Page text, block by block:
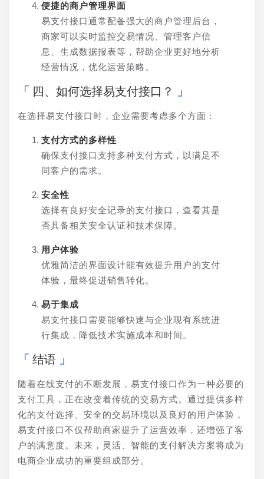
便捷的商户管理界面
易支付接口通常配备强大的商户管理后台，
商家可以实时监控交易情况、管理客户信
息、生成数据报表等，帮助企业更好地分析
经营情况，优化运营策略。
四、如何选择易支付接口？
在选择易支付接口时，企业需要考虑多个方面：
支付方式的多样性
确保支付接口支持多种支付方式，以满足不
同客户的需求。
安全性
选择有良好安全记录的支付接口，查看其是
否具备相关安全认证和技术保障。
用户体验
优雅简洁的界面设计能有效提升用户的支付
体验，最终促进销售转化。
易于集成
易支付接口需要能够快速与企业现有系统进
行集成，降低技术实施成本和时间。
结语
随着在线支付的不断发展，易支付接口作为一种必要的
支付工具，正在改变着传统的交易方式。通过提供多样
化的支付选择、安全的交易环境以及良好的用户体验，
易支付接口不仅帮助商家提升了运营效率，还增强了客
户的满意度。未来，灵活、智能的支付解决方案将成为
电商企业成功的重要组成部分。